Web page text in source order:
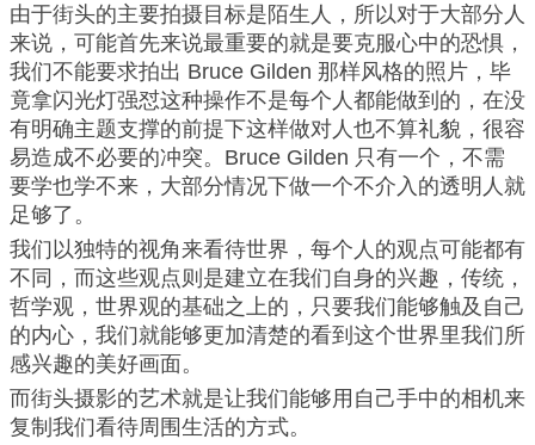
由于街头的主要拍摄目标是陌生人，所以对于大部分人
来说，可能首先来说最重要的就是要克服心中的恐惧，
我们不能要求拍出 Bruce Gilden 那样风格的照片，毕
竟拿闪光灯强怼这种操作不是每个人都能做到的，在没
有明确主题支撑的前提下这样做对人也不算礼貌，很容
易造成不必要的冲突。Bruce Gilden 只有一个，不需
要学也学不来，大部分情况下做一个不介入的透明人就
足够了。
我们以独特的视角来看待世界，每个人的观点可能都有
不同，而这些观点则是建立在我们自身的兴趣，传统，
哲学观，世界观的基础之上的，只要我们能够触及自己
的内心，我们就能够更加清楚的看到这个世界里我们所
感兴趣的美好画面。
而街头摄影的艺术就是让我们能够用自己手中的相机来
复制我们看待周围生活的方式。